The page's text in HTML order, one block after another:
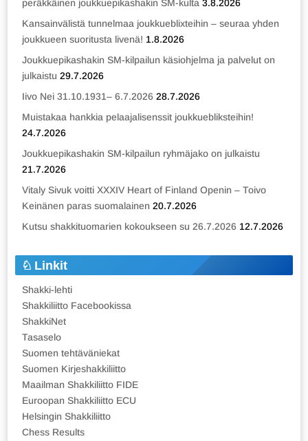
peräkkäinen joukkuepikashakin SM-kulta 3.8.2026
Kansainvälistä tunnelmaa joukkueblixteihin – seuraa yhden
joukkueen suoritusta livenä! 1.8.2026
Joukkuepikashakin SM-kilpailun käsiohjelma ja palvelut on
julkaistu 29.7.2026
Iivo Nei 31.10.1931– 6.7.2026 28.7.2026
Muistakaa hankkia pelaajalisenssit joukkuebliksteihin!
24.7.2026
Joukkuepikashakin SM-kilpailun ryhmäjako on julkaistu
21.7.2026
Vitaly Sivuk voitti XXXIV Heart of Finland Openin – Toivo
Keinänen paras suomalainen 20.7.2026
Kutsu shakkituomarien kokoukseen su 26.7.2026 12.7.2026
Linkit
Shakki-lehti
Shakkiliitto Facebookissa
ShakkiNet
Tasaselo
Suomen tehtäväniekat
Suomen Kirjeshakkiliitto
Maailman Shakkiliitto FIDE
Euroopan Shakkiliitto ECU
Helsingin Shakkiliitto
Chess Results